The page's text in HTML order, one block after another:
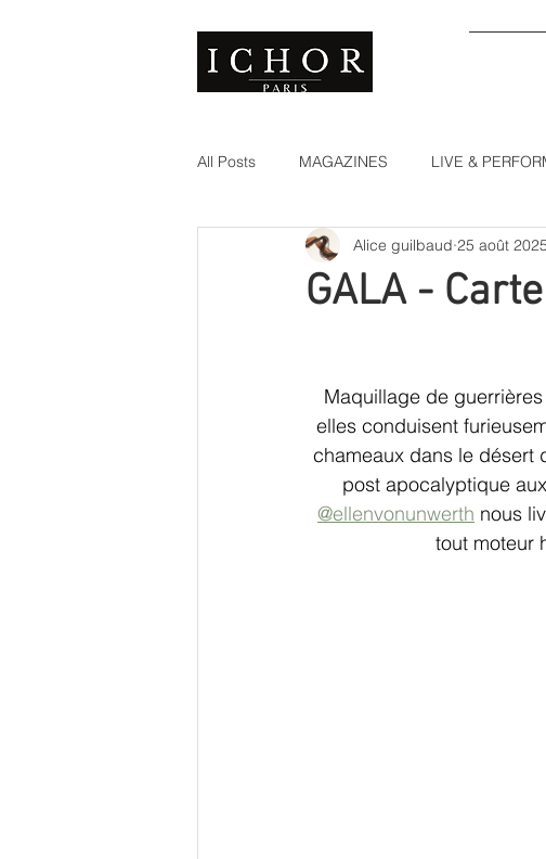
All Posts MAGAZINES LIVE &
GALA -
Alice guilbaud 25 août 2025
Maquillage de
elles conduisent
chameaux dans le désert
post apocalyptique
@ellenvonunwerth nous
tout moteur